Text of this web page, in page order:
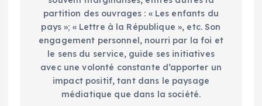
partition des ouvrages : « Les enfants du
pays »; « Lettre à la République », etc. Son
engagement personnel, nourri par la foi et
le sens du service, guide ses initiatives
avec une volonté constante d’apporter un
impact positif, tant dans le paysage
médiatique que dans la société.